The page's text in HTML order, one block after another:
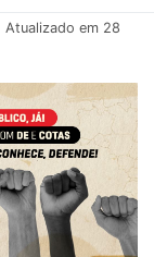
Atualizado em 28